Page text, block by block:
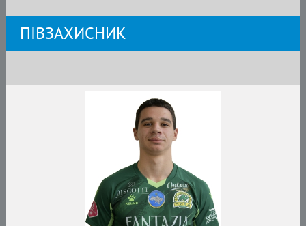
ПІВЗАХИСНИК